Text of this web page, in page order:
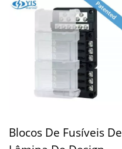
Blocos De Fusíveis De